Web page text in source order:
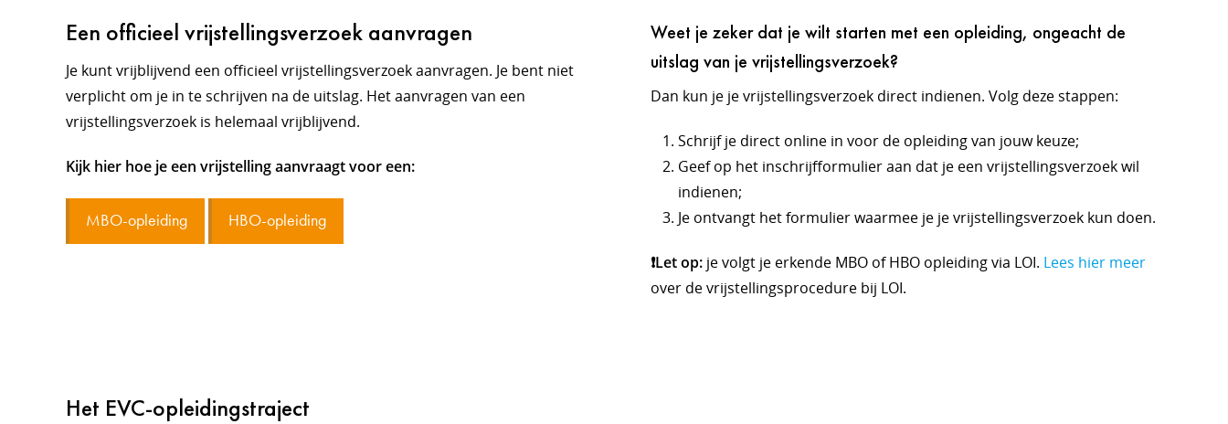
Een officieel vrijstellingsverzoek aanvragen
Je kunt vrijblijvend een officieel vrijstellingsverzoek aanvragen. Je bent niet
verplicht om je in te schrijven na de uitslag. Het aanvragen van een
vrijstellingsverzoek is helemaal vrijblijvend.
Kijk hier hoe je een vrijstelling aanvraagt voor een:
MBO-opleiding HBO-opleiding
Weet je zeker dat je wilt starten met een opleiding, ongeacht de
uitslag van je vrijstellingsverzoek?
Dan kun je je vrijstellingsverzoek direct indienen. Volg deze stappen:
Schrijf je direct online in voor de opleiding van jouw keuze;
Geef op het inschrijfformulier aan dat je een vrijstellingsverzoek wil
indienen;
Je ontvangt het formulier waarmee je je vrijstellingsverzoek kun doen.
❗Let op: je volgt je erkende MBO of HBO opleiding via LOI. Lees hier meer
over de vrijstellingsprocedure bij LOI.
Het EVC-opleidingstraject